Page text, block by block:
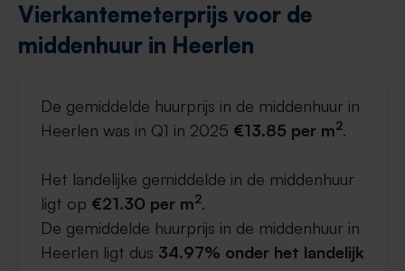
Vierkantemeterprijs voor de
middenhuur in Heerlen
De gemiddelde huurprijs in de middenhuur in
Heerlen was in Q1 in 2025 €13.85 per m2.
Het landelijke gemiddelde in de middenhuur
ligt op €21.30 per m2.
De gemiddelde huurprijs in de middenhuur in
Heerlen ligt dus 34.97% onder het landelijk